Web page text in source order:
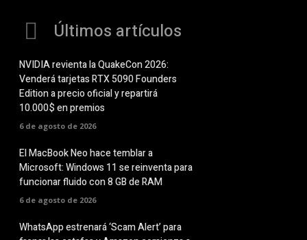
Últimos artículos
NVIDIA revienta la QuakeCon 2026:
Venderá tarjetas RTX 5090 Founders
Edition a precio oficial y repartirá
10.000$ en premios
6 de agosto de 2026
El MacBook Neo hace temblar a
Microsoft: Windows 11 se reinventa para
funcionar fluido con 8 GB de RAM
6 de agosto de 2026
WhatsApp estrenará ‘Scam Alert’ para